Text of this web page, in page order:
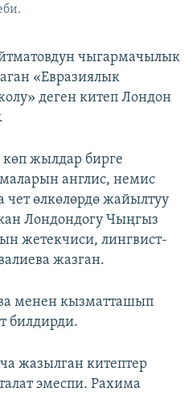
чыгармачылык
«Евразиялык
деген китеп Лондон
жылдар бирге
англис, немис
чет өлкөлөрдө жайылтуу
Лондондогу Чыңгыз
жетекчиси, лингвист-
жазган.
менен кызматташып
билдирди.
жазылган китептер
эмеспи. Рахима